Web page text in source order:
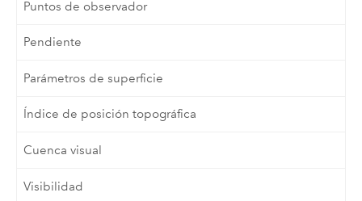
Puntos de observador
Pendiente
Parámetros de superficie
Índice de posición topográfica
Cuenca visual
Visibilidad